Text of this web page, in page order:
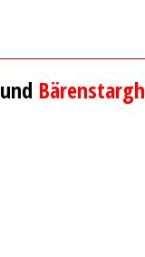
und Bärenstargh